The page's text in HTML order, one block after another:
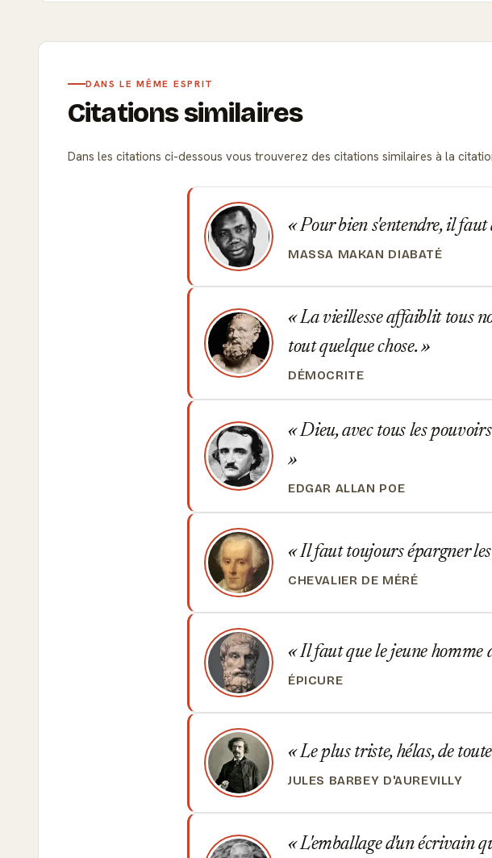
DANS LE MÊME ESPRIT
Citations similaires
Dans les citations ci-dessous vous trouverez des citations similaires à la
Pour bien s'entendre, il faut
MASSA MAKAN DIABATÉ
La vieillesse affaiblit tous
tout quelque chose.
DÉMOCRITE
Dieu, avec tous les
EDGAR ALLAN POE
Il faut toujours épargner
CHEVALIER DE MÉRÉ
Il faut que le jeune homme
ÉPICURE
Le plus triste, hélas, de
JULES BARBEY D'AUREVILLY
L'emballage d'un écrivain